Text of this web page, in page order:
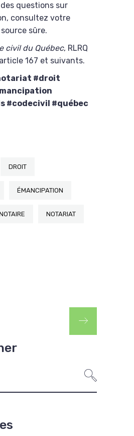
questions sur
consultez votre
sûre.
civil du Québec, RLRQ
167 et suivants.
#droit
#codecivil #québec
DROIT
ÉMANCIPATION
NOTARIAT